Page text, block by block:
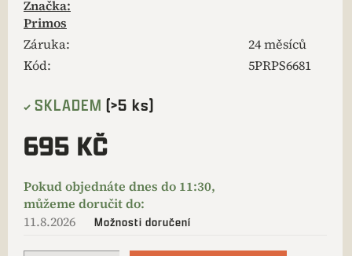
Značka:
Primos
Záruka:
24 měsíců
Kód:
5PRPS6681
SKLADEM (>5 ks)
695 KČ
11.8.2026 Možnosti doručení